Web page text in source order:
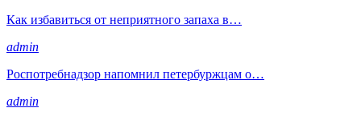
Как избавиться от неприятного запаха в…
admin
Роспотребнадзор напомнил петербуржцам о…
admin